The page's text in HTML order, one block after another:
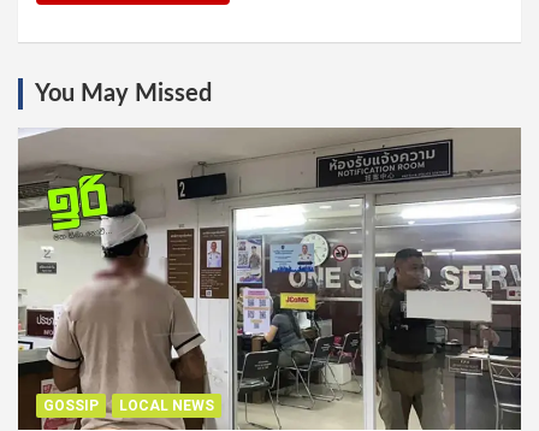
You May Missed
GOSSIP LOCAL NEWS